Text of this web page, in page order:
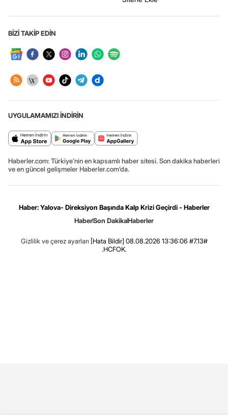
BİZİ TAKİP EDİN
UYGULAMAMIZI İNDİRİN
Haberler.com: Türkiye’nin en kapsamlı haber sitesi. Son dakika haberleri
ve en güncel gelişmeler Haberler.com’da.
Haber: Yalova- Direksiyon Başında Kalp Krizi Geçirdi - Haberler
HaberSon DakikaHaberler
Gizlilik ve çerez ayarları [Hata Bildir] 08.08.2026 13:36:06 #7.13#
.HCFOK.